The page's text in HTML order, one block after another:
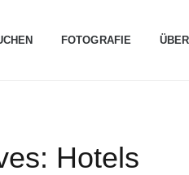
FOTOGRAFIE
Hotels